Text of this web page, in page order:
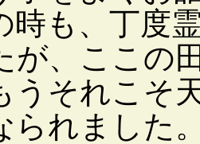
時も、丁度
が、ここの
うそれこそ
られました